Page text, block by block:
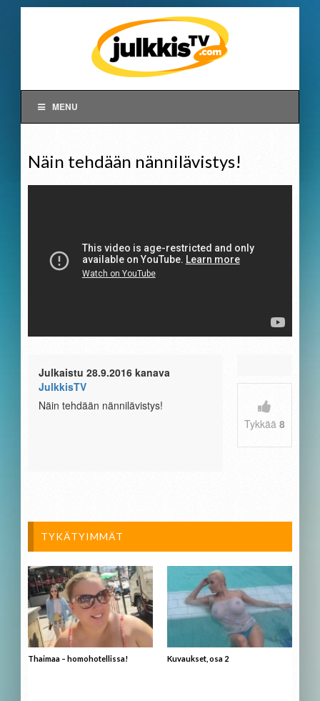
MENU
Näin tehdään nännilävistys!
Julkaistu 28.9.2016 kanava
JulkkisTV
Näin tehdään nännilävistys!
Tykkää 8
TYKÄTYIMMÄT
Thaimaa – homohotellissa! Kuvaukset, osa 2